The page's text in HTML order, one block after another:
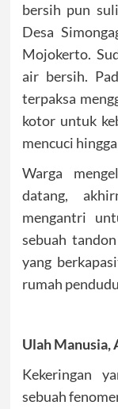
bersih pun
Desa
Mojokerto.
air bersih.
terpaksa
kotor untuk
mencuci
Warga
datang,
mengantri
sebuah
yang
rumah
Ulah Manusia,
Kekeringan
sebuah